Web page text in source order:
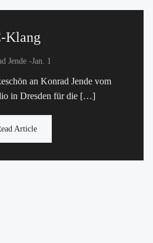
Klang
Jende -Jan. 1
an Konrad Jende vom
in Dresden für die […]
Article